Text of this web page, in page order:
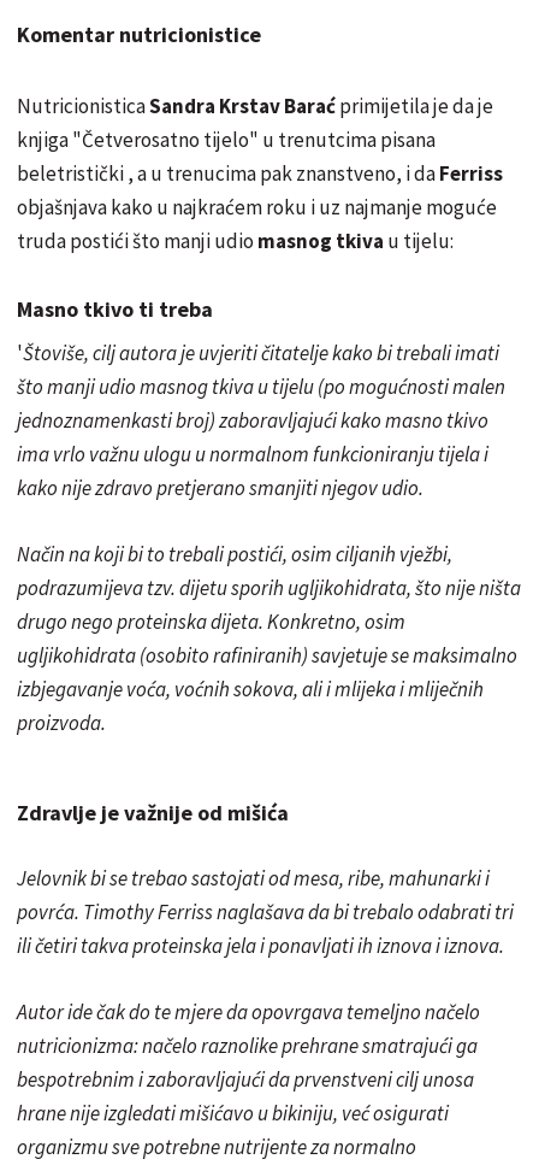
Komentar nutricionistice
NutricionisticaSandra Krstav Baraćprimijetila je da je
knjiga "Četverosatno tijelo" u trenutcima pisana
beletristički , a u trenucima pak znanstveno, i daFerriss
objašnjava kako u najkraćem roku i uz najmanje moguće
truda postići što manji udio masnog tkiva u tijelu:
Masno tkivo ti treba
'Štoviše, cilj autora je uvjeriti čitatelje kako bi trebali imati
što manji udio masnog tkiva u tijelu (po mogućnosti malen
jednoznamenkasti broj) zaboravljajući kako masno tkivo
ima vrlo važnu ulogu u normalnom funkcioniranju tijela i
kako nije zdravo pretjerano smanjiti njegov udio.
Način na koji bi to trebali postići, osim ciljanih vježbi,
podrazumijeva tzv. dijetu sporih ugljikohidrata, što nije ništa
drugo nego proteinska dijeta. Konkretno, osim
ugljikohidrata (osobito rafiniranih) savjetuje se maksimalno
izbjegavanje voća, voćnih sokova, ali i mlijeka i mliječnih
proizvoda.
Zdravlje je važnije od mišića
Jelovnik bi se trebao sastojati od mesa, ribe, mahunarki i
povrća. Timothy Ferriss naglašava da bi trebalo odabrati tri
ili četiri takva proteinska jela i ponavljati ih iznova i iznova.
Autor ide čak do te mjere da opovrgava temeljno načelo
nutricionizma: načelo raznolike prehrane smatrajući ga
bespotrebnim i zaboravljajući da prvenstveni cilj unosa
hrane nije izgledati mišićavo u bikiniju, već osigurati
organizmu sve potrebne nutrijente za normalno